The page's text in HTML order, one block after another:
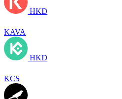
HKD
KAVA
HKD
KCS